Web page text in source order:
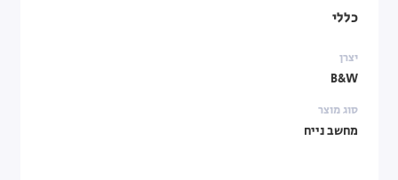
כללי
יצרן
B&W
סוג מוצר
מחשב נייח